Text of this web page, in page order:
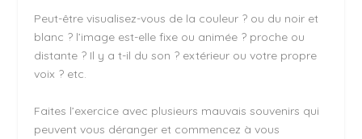
Peut-être visualisez-vous de la couleur ? ou du noir et
blanc ? l’image est-elle fixe ou animée ? proche ou
distante ? Il y a t-il du son ? extérieur ou votre propre
voix ? etc.
Faites l’exercice avec plusieurs mauvais souvenirs qui
peuvent vous déranger et commencez à vous